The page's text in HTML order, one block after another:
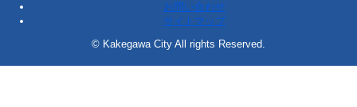
お問い合わせ
サイトマップ
© Kakegawa City All rights Reserved.